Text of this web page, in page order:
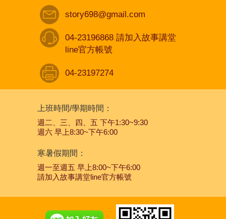
story698@gmail.com
04-23196868 請加入故事講堂
line官方帳號
04-23197274
上班時間/學期時間：
週二、三、四、五 下午1:30~9:30
週六 早上8:30~下午6:00
寒暑假期間：
週一至週五 早上8:00~下午6:00
請加入故事講堂line官方帳號